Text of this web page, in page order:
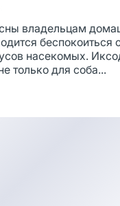
владельцам
беспокоиться
насекомых.
только для соба...